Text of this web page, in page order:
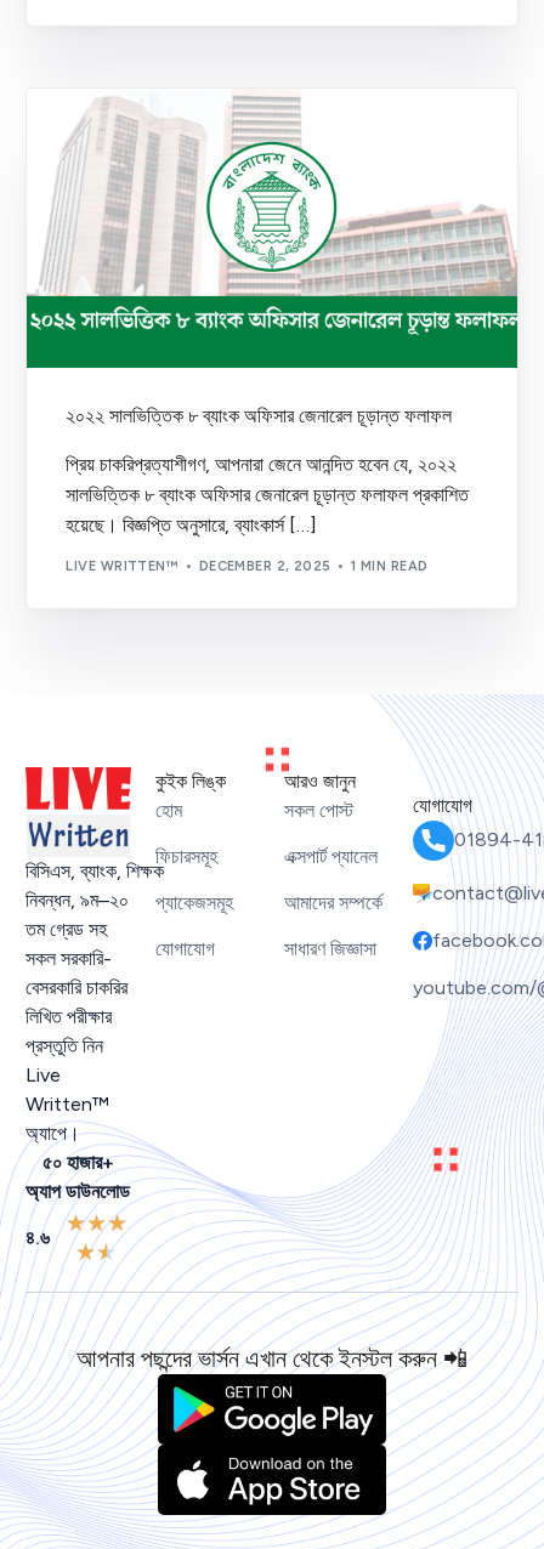
২০২২ সালভিত্তিক ৮ ব্যাংক অফিসার জেনারেল চূড়ান্ত ফলাফল
প্রিয় চাকরিপ্রত্যাশীগণ, আপনারা জেনে আনন্দিত হবেন যে, ২০২২
সালভিত্তিক ৮ ব্যাংক অফিসার জেনারেল চূড়ান্ত ফলাফল প্রকাশিত
হয়েছে। বিজ্ঞপ্তি অনুসারে, ব্যাংকার্স […]
LIVE WRITTEN™ DECEMBER 2, 2025 1 MIN READ
বিসিএস,ব্যাংক,শিক্ষক
নিবন্ধন,৯ম–২০
তম গ্রেড সহ
সকল সরকারি-
বেসরকারি চাকরির
লিখিত পরীক্ষার
প্রস্তুতি নিন
Live
Written™
অ্যাপে।
৫০ হাজার+
অ্যাপ ডাউনলোড
৪.৬
★★★
★★
কুইক লিঙ্ক
হোম
ফিচারসমূহ
প্যাকেজসমূহ
যোগাযোগ
আরও জানুন
সকল পোস্ট
এক্সপার্ট প্যানেল
আমাদের সম্পর্কে
সাধারণ জিজ্ঞাসা
যোগাযোগ
01894-
youtube.com/
আপনার পছন্দের ভার্সন এখান থেকে ইনস্টল করুন 📲